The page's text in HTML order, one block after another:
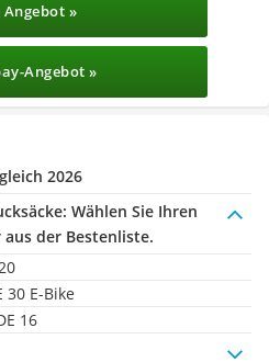
Angebot »
Angebot »
2026
Wählen Sie Ihren
der Bestenliste.
30 E-Bike
16